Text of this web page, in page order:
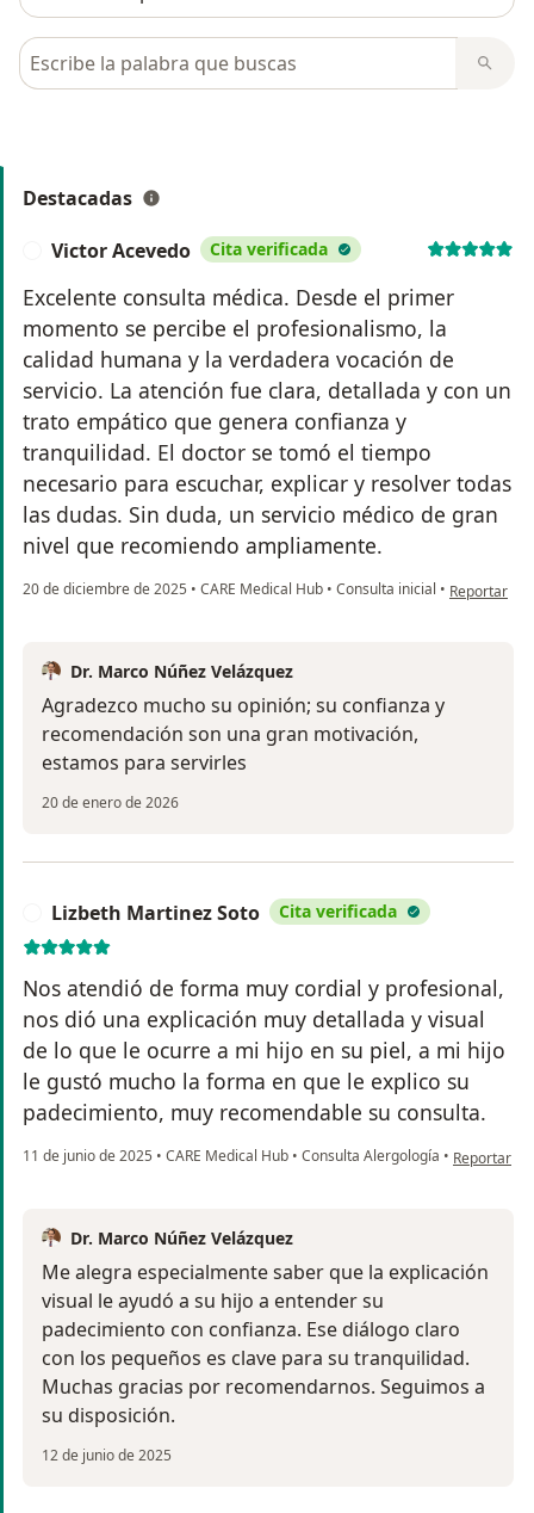
Busca en opiniones
Destacadas
Victor Acevedo Cita verificada
Excelente consulta médica. Desde el primer
momento se percibe el profesionalismo, la
calidad humana y la verdadera vocación de
servicio. La atención fue clara, detallada y con un
trato empático que genera confianza y
tranquilidad. El doctor se tomó el tiempo
necesario para escuchar, explicar y resolver todas
las dudas. Sin duda, un servicio médico de gran
nivel que recomiendo ampliamente.
20 de diciembre de 2025 • CARE Medical Hub • Consulta inicial • en opinión
Reportar
Dr. Marco Núñez Velázquez
Agradezco mucho su opinión; su confianza y
recomendación son una gran motivación,
estamos para servirles
20 de enero de 2026
Lizbeth Martinez Soto Cita verificada
Nos atendió de forma muy cordial y profesional,
nos dió una explicación muy detallada y visual
de lo que le ocurre a mi hijo en su piel, a mi hijo
le gustó mucho la forma en que le explico su
padecimiento, muy recomendable su consulta.
11 de junio de 2025 • CARE Medical Hub • Consulta Alergología • en opinión
Reportar
Dr. Marco Núñez Velázquez
Me alegra especialmente saber que la explicación
visual le ayudó a su hijo a entender su
padecimiento con confianza. Ese diálogo claro
con los pequeños es clave para su tranquilidad.
Muchas gracias por recomendarnos. Seguimos a
su disposición.
12 de junio de 2025